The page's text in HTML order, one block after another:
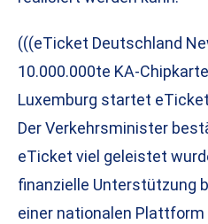
(((eTicket Deutschland
10.000.000te KA-
Luxemburg startet
Der Verkehrsminister
eTicket viel geleistet
finanzielle Unterstützung
einer nationalen Plattform